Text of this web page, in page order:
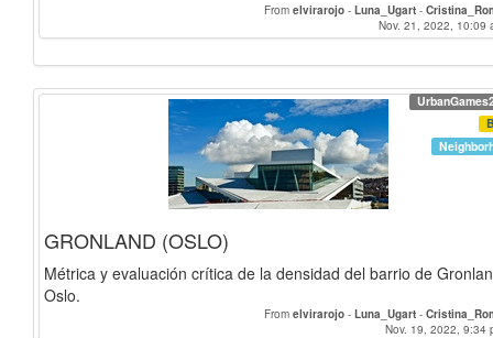
From elvirarojo - Luna_Ugart -
Nov. 21, 2022, 10:09
GRONLAND (OSLO)
Métrica y evaluación crítica de la densidad del barrio de
Oslo.
From elvirarojo - Luna_Ugart -
Nov. 19, 2022, 9:34